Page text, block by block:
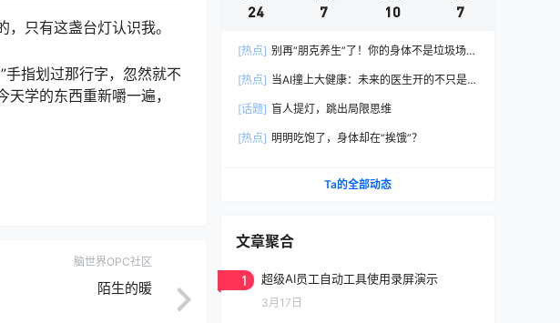
只有这盏台灯认识我。
手指划过那行字，忽然就不
学的东西重新嚼一遍，
脑世界OPC社区
陌生的暖
24 7 10 7
[热点] 别再“朋克养生”了！你的身体不是垃圾场，
[热点] 当AI撞上大健康：未来的医生开的不只是药
[话题] 盲人提灯，跳出局限思维
[热点] 明明吃饱了，身体却在“挨饿”？
Ta的全部动态
文章聚合
1 超级AI员工自动工具使用录屏演示
3月17日